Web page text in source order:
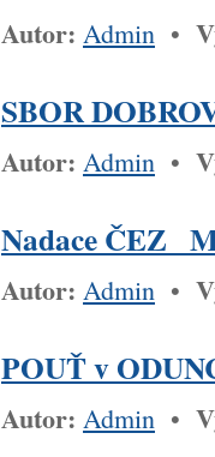
Autor: Admin •
SBOR
Autor: Admin •
Nadace ČEZ
Autor: Admin •
POUŤ v
Autor: Admin •